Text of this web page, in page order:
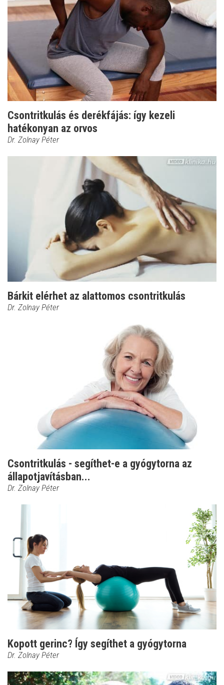
Csontritkulás és derékfájás: így kezeli
hatékonyan az orvos
Dr. Zolnay Péter
Bárkit elérhet az alattomos csontritkulás
Dr. Zolnay Péter
Csontritkulás - segíthet-e a gyógytorna az
állapotjavításban...
Dr. Zolnay Péter
Kopott gerinc? Így segíthet a gyógytorna
Dr. Zolnay Péter